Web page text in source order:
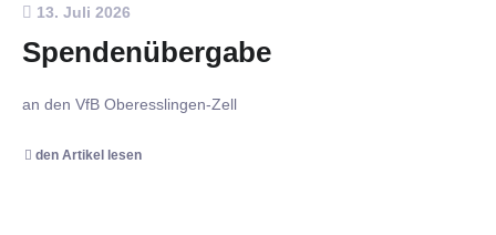
13. Juli 2026
Spendenübergabe
an den VfB Oberesslingen-Zell
den Artikel lesen